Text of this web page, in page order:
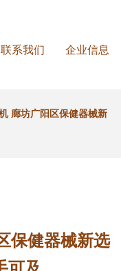
联系我们 企业信息
廊坊广阳区保健器械新
保健器械新选